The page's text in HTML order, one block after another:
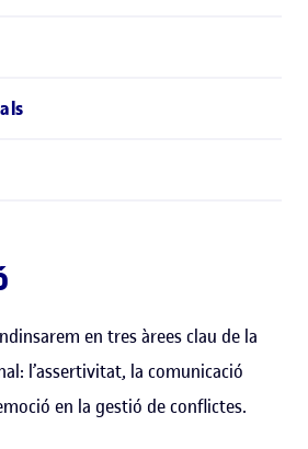
en tres àrees clau de la
l’assertivitat, la comunicació
en la gestió de conflictes.